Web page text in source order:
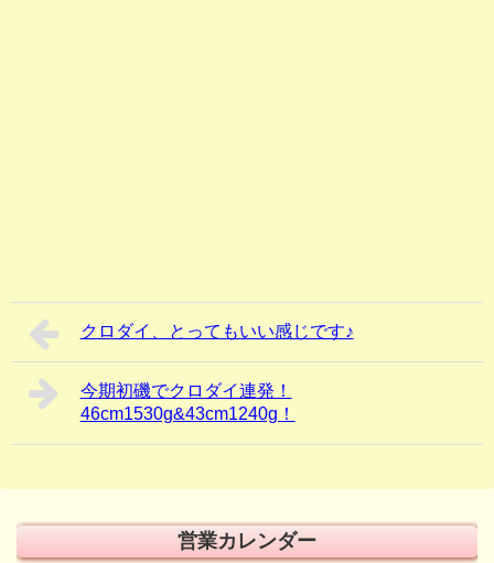
クロダイ、とってもいい感じです♪
今期初磯でクロダイ連発！
46cm1530g&43cm1240g！
営業カレンダー